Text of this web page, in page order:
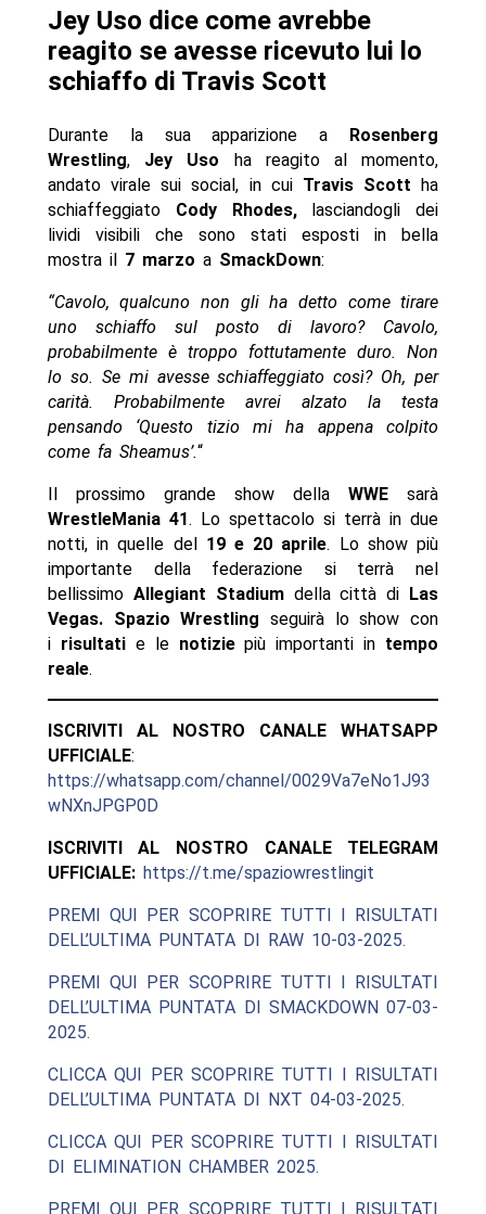
Jey Uso dice come avrebbe
reagito se avesse ricevuto lui lo
schiaffo di Travis Scott
Durante la sua apparizione a
Rosenberg
Wrestling, Jey Uso
ha reagito al momento,
andato virale sui social, in cui Travis Scott ha
schiaffeggiato Cody Rhodes,lasciandogli dei
lividi visibili che sono stati esposti in bella
mostra il 7 marzo a SmackDown:
“Cavolo, qualcuno non gli ha detto come tirare
uno schiaffo sul posto di lavoro? Cavolo,
probabilmente è troppo fottutamente duro. Non
lo so. Se mi avesse schiaffeggiato così? Oh, per
carità. Probabilmente avrei alzato la testa
pensando ‘Questo tizio mi ha appena colpito
come fa Sheamus’.“
Il prossimo grande show dellaWWE sarà
WrestleMania 41. Lo spettacolo si terrà in due
notti, in quelle del
19 e 20 aprile. Lo show più
importante della federazione si terrà nel
bellissimo Allegiant Stadium della città di
Las
Vegas. Spazio Wrestling seguirà lo show con
i risultatie le notiziepiù importanti in tempo
reale.
ISCRIVITI AL NOSTRO CANALE WHATSAPP
UFFICIALE:
https://whatsapp.com/channel/0029Va7eNo1J93
wNXnJPGP0D
ISCRIVITI AL NOSTRO CANALE TELEGRAM
UFFICIALE: https://t.me/spaziowrestlingit
PREMI QUI PER SCOPRIRE TUTTI I RISULTATI
DELL’ULTIMA PUNTATA DI RAW 10-03-2025.
PREMI QUI PER SCOPRIRE TUTTI I RISULTATI
DELL’ULTIMA PUNTATA DI SMACKDOWN 07-03-
2025.
CLICCA QUI PER SCOPRIRE TUTTI I RISULTATI
DELL’ULTIMA PUNTATA DI NXT 04-03-2025.
CLICCA QUI PER SCOPRIRE TUTTI I RISULTATI
DI ELIMINATION CHAMBER 2025.
PREMI QUI PER SCOPRIRE TUTTI I RISULTATI